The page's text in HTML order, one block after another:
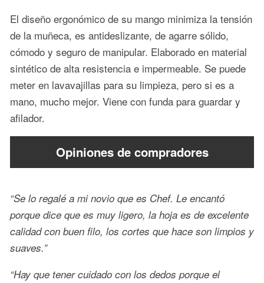
El diseño ergonómico de su mango minimiza la tensión
de la muñeca, es antideslizante, de agarre sólido,
cómodo y seguro de manipular. Elaborado en material
sintético de alta resistencia e impermeable. Se puede
meter en lavavajillas para su limpieza, pero si es a
mano, mucho mejor. Viene con funda para guardar y
afilador.
Opiniones de compradores
“Se lo regalé a mi novio que es Chef. Le encantó
porque dice que es muy ligero, la hoja es de excelente
calidad con buen filo, los cortes que hace son limpios y
suaves.”
“Hay que tener cuidado con los dedos porque el